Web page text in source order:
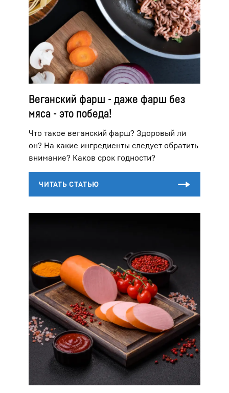
Веганский фарш - даже фарш без
мяса - это победа!
Что такое веганский фарш? Здоровый ли
он? На какие ингредиенты следует обратить
внимание? Каков срок годности?